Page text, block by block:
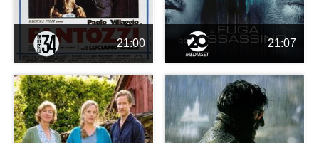
21:00 21:07